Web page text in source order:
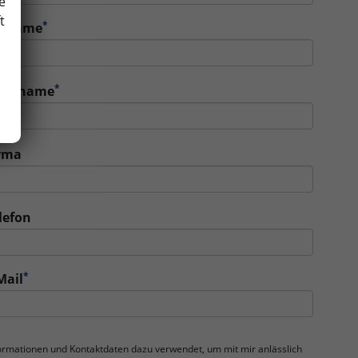
*
*
*
und Kontaktdaten dazu verwendet, um mit mir anlässlich